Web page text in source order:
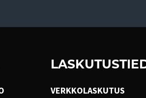
VERKKOLASKUTUS